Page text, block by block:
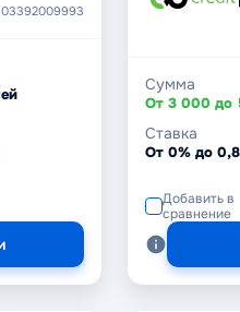
Сумма
Ставка
От 0% до
Добавить в
сравнение